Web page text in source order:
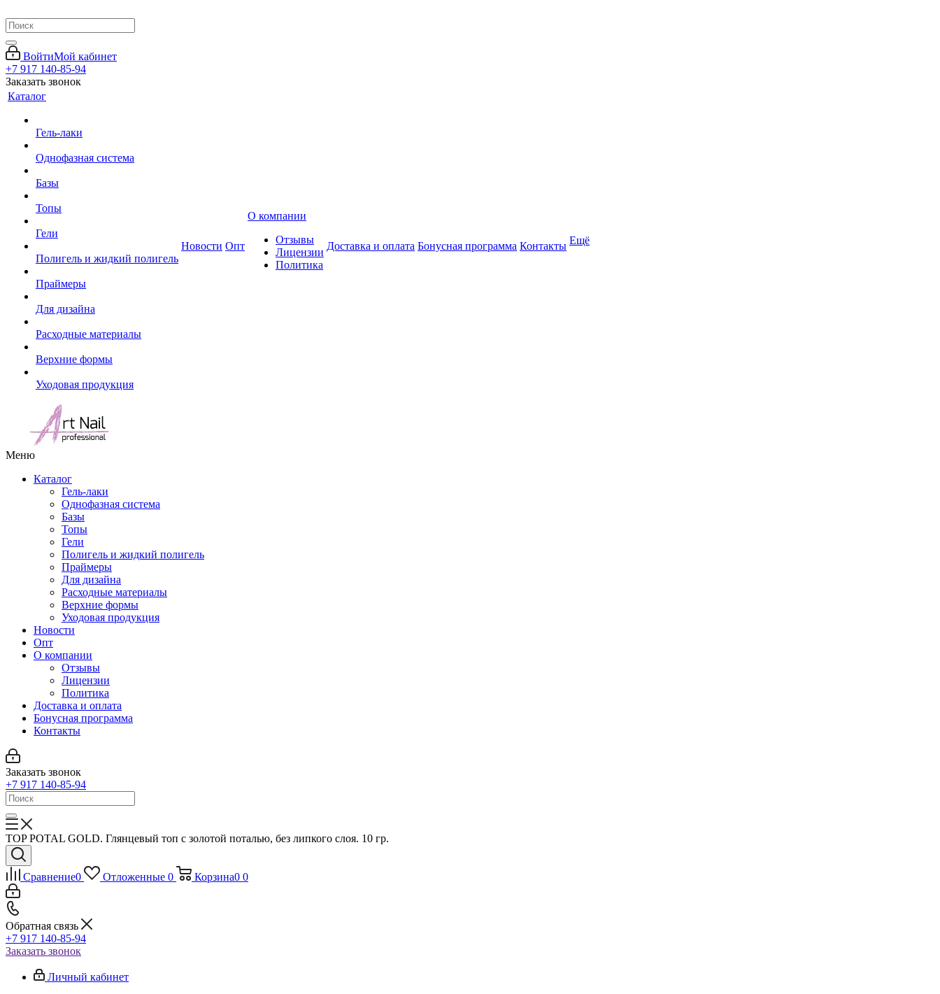
ВойтиМой кабинет
+7 917 140-85-94
Заказать звонок
Каталог
Гель-лаки
Однофазная система
Базы
Топы
Гели
Полигель и жидкий полигель
Праймеры
Для дизайна
Расходные материалы
Верхние формы
Уходовая продукция
Новости Опт
О компании
Отзывы
Лицензии
Политика
Доставка и оплата Бонусная программа Контакты Ещё
Меню
Каталог
Гель-лаки
Однофазная система
Базы
Топы
Гели
Полигель и жидкий полигель
Праймеры
Для дизайна
Расходные материалы
Верхние формы
Уходовая продукция
Новости
Опт
О компании
Отзывы
Лицензии
Политика
Доставка и оплата
Бонусная программа
Контакты
Заказать звонок
+7 917 140-85-94
ТОP POTAL GOLD. Глянцевый топ c золотой поталью, без липкого слоя. 10 гр.
Сравнение0 Отложенные 0 Корзина0 0
Обратная связь
+7 917 140-85-94
Заказать звонок
Личный кабинет